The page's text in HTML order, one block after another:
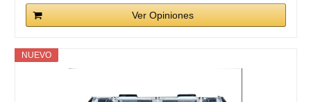
Ver Opiniones
NUEVO